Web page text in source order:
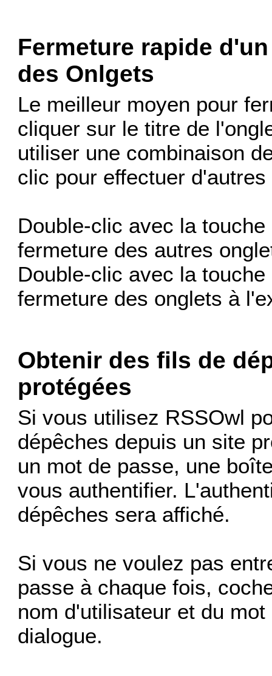
Fermeture rapide
des Onlgets
Le meilleur moyen pour
cliquer sur le titre de
utiliser une combinaison
clic pour effectuer
Double-clic avec la
fermeture des autres
Double-clic avec la
fermeture des onglets à
Obtenir des fils de
protégées
Si vous utilisez RSSOwl
dépêches depuis un site
un mot de passe, une
vous authentifier.
dépêches sera affiché.
Si vous ne voulez pas
passe à chaque fois,
nom d'utilisateur et du
dialogue.